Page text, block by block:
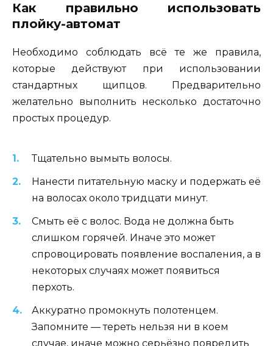
Как правильно использовать
плойку-автомат
Необходимо соблюдать всё те же правила,
которые действуют при использовании
стандартных щипцов. Предварительно
желательно выполнить несколько достаточно
простых процедур.
Тщательно вымыть волосы.
Нанести питательную маску и подержать её
на волосах около тридцати минут.
Смыть её с волос. Вода не должна быть
слишком горячей. Иначе это может
спровоцировать появление воспаления, а в
некоторых случаях может появиться
перхоть.
Аккуратно промокнуть полотенцем.
Запомните — тереть нельзя ни в коем
случае, иначе можно серьёзно повредить